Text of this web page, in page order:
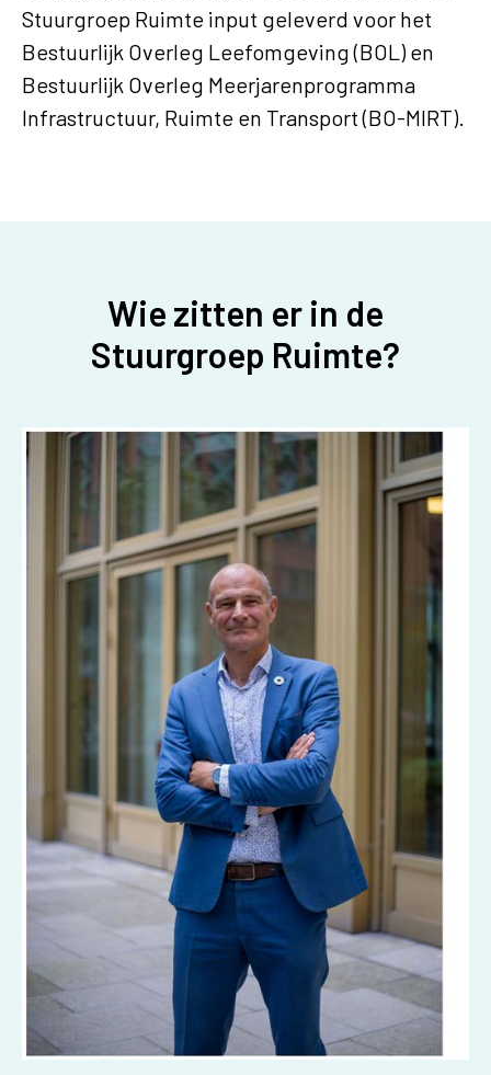
Stuurgroep Ruimte input geleverd voor het
Bestuurlijk Overleg Leefomgeving (BOL) en
Bestuurlijk Overleg Meerjarenprogramma
Infrastructuur, Ruimte en Transport (BO-MIRT).
Wie zitten er in de
Stuurgroep Ruimte?